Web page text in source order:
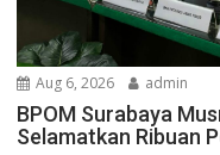
Aug 6, 2026 admin
BPOM Surabaya
Selamatkan Ribuan